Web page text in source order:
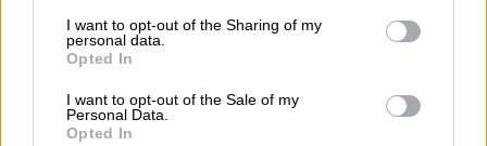
not limited to your visit or usage behaviour. You may click to
grant or deny consent to Google and its third-party tags to
use your data for below specified purposes in below Google
consent section.
I want to opt-out of the Sharing of my
personal data.
Opted In
I want to opt-out of the Sale of my
Personal Data.
Opted In